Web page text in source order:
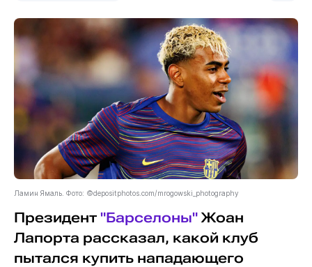
Ламин Ямаль. Фото: ©depositphotos.com/mrogowski_photography
Президент "Барселоны"Жоан
Лапорта рассказал, какой клуб
пытался купить нападающего